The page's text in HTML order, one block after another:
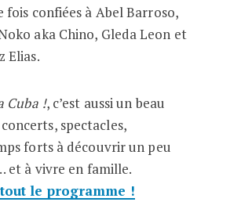
fois confiées à Abel Barroso,
aka Chino, Gleda Leon et
Elias.
Cuba !, c’est aussi un beau
spectacles,
forts à découvrir un peu
à vivre en famille.
le programme !